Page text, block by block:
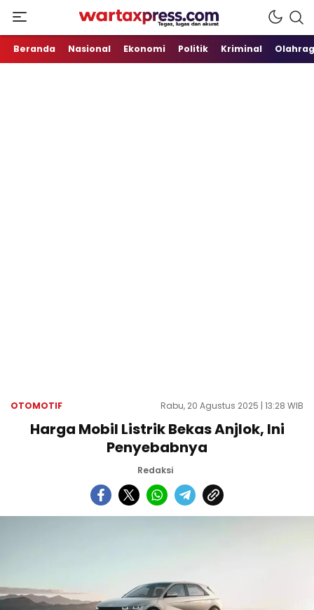
WartaXpress
Tegas, Lugas dan Akurat
Beranda Nasional Ekonomi Politik Kriminal
OTOMOTIF Rabu, 20 Agustus 2025 | 13:28 WIB
Harga Mobil Listrik Bekas Anjlok, Ini
Penyebabnya
Redaksi